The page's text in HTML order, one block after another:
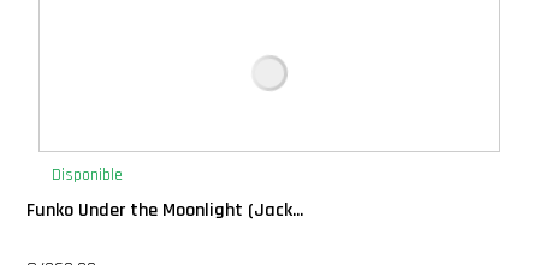
Exclusivos
Gift Cards
Disponible
Funko Under the Moonlight (Jack...